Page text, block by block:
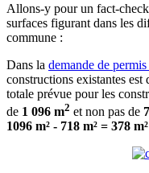
Allons-y pour un fact-
surfaces figurant dans les
commune :
Dans la demande de
constructions existantes est
totale prévue pour les
de 1 096 m2 et non pas de
1096 m² - 718 m² = 378